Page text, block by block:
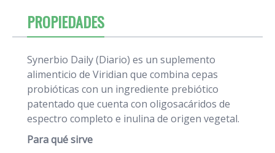
PROPIEDADES
Synerbio Daily (Diario) es un suplemento
alimenticio de Viridian que combina cepas
probióticas con un ingrediente prebiótico
patentado que cuenta con oligosacáridos de
espectro completo e inulina de origen vegetal.
Para qué sirve